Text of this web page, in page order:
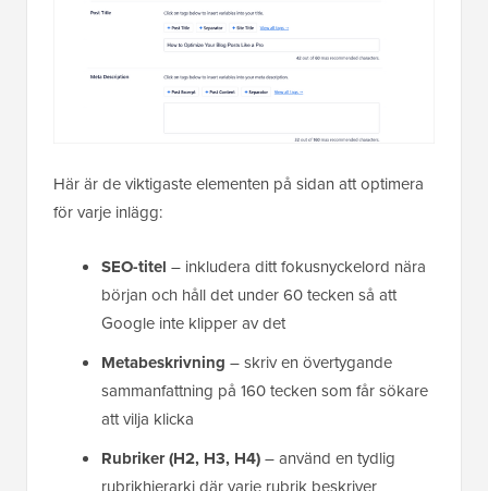
Här är de viktigaste elementen på sidan att optimera
för varje inlägg:
SEO-titel – inkludera ditt fokusnyckelord nära
början och håll det under 60 tecken så att
Google inte klipper av det
Metabeskrivning – skriv en övertygande
sammanfattning på 160 tecken som får sökare
att vilja klicka
Rubriker (H2, H3, H4)– använd en tydlig